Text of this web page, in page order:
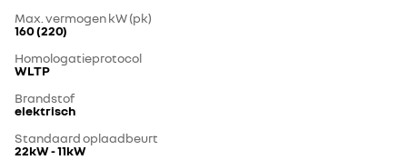
Max. vermogen kW (pk)
160 (220)
Homologatieprotocol
WLTP
Brandstof
elektrisch
Standaard oplaadbeurt
22kW - 11kW